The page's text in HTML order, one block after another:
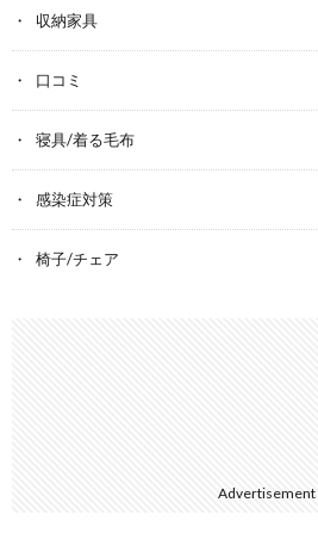
収納家具
口コミ
寝具/着る毛布
感染症対策
椅子/チェア
Advertisement